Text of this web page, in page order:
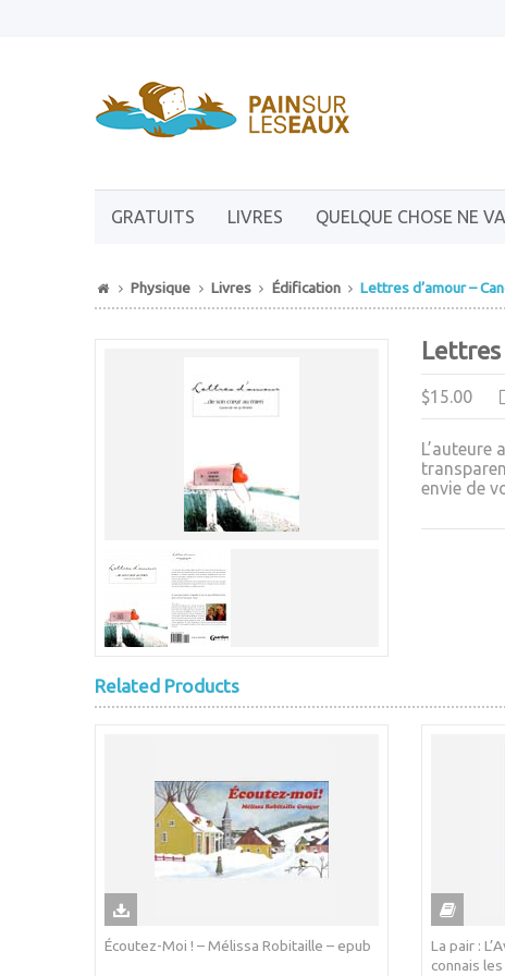
GRATUITS LIVRES QUELQUE CHOSE NE
Physique Livres Édification Lettres d’amour –
$15.00
envie de
Related Products
Écoutez-Moi ! – Mélissa Robitaille – epub
La pair :
connais